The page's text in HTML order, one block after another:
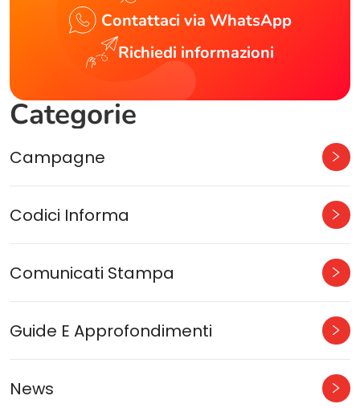
Contattaci via WhatsApp
Richiedi informazioni
Categorie
Campagne
Codici Informa
Comunicati Stampa
Guide E Approfondimenti
News